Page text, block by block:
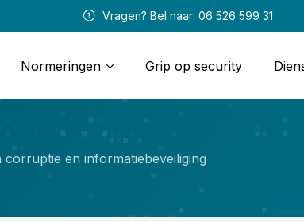
Vragen? Bel naar: 06 526 599 31
Normeringen Grip op security
en informatiebeveiliging